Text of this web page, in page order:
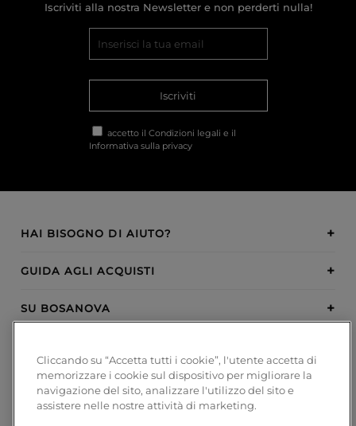
Iscriviti alla nostra Newsletter e non perderti nulla!
Iscriviti
accetto il Condizioni legali e il
Informativa sulla privacy
HAI BISOGNO DI AIUTO?
GUIDA AGLI ACQUISTI
SU BOSANOVA
METODI DI PAGAMENTO
Cliccando su “Accetta tutti i cookie”, l'utente accetta di
memorizzare i cookie sul dispositivo per migliorare la
navigazione del sito, analizzare l'utilizzo del sito e
assistere nelle nostre attività di marketing.